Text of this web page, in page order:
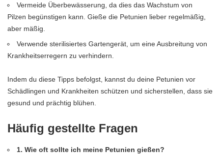
Vermeide Überbewässerung, da dies das Wachstum von
Pilzen begünstigen kann. Gieße die Petunien lieber regelmäßig,
aber mäßig.
Verwende sterilisiertes Gartengerät, um eine Ausbreitung von
Krankheitserregern zu verhindern.
Indem du diese Tipps befolgst, kannst du deine Petunien vor
Schädlingen und Krankheiten schützen und sicherstellen, dass sie
gesund und prächtig blühen.
Häufig gestellte Fragen
1. Wie oft sollte ich meine Petunien gießen?